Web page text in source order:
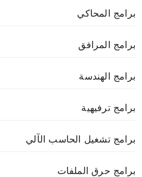
برامج المحاكي
برامج المرافق
برامج الهندسة
برامج ترفيهية
برامج تشغيل الحاسب الآلي
برامج حرق الملفات